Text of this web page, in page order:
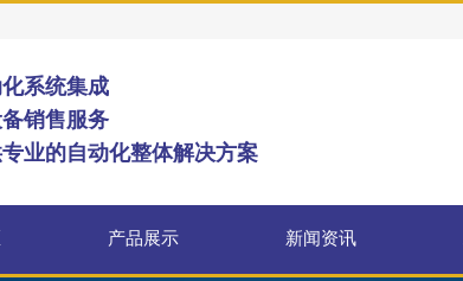
系统集成
销售服务
业的自动化整体解决方案
产品展示 新闻资讯